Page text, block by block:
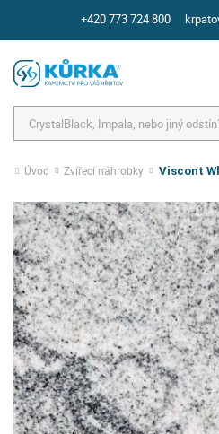
+420 773 724 800
Úvod Zvířecí náhrobky Viscont